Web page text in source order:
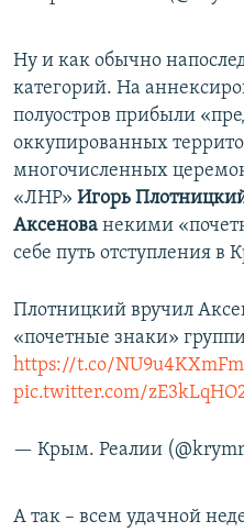
Ну и как обычно
категорий. На
полуостров прибыли
оккупированных
многочисленных
«ЛНР» Игорь
Аксенова некими
себе путь отступления в
Плотницкий вручил
«почетные знаки»
https://t.co/NU9u4KXmFm
pic.twitter.com/
— Крым. Реалии
А так – всем удачной